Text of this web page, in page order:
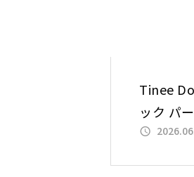
Tinee
ック パー